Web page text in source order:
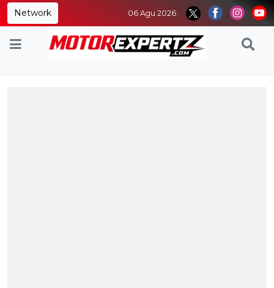
Network 06 Agu 2026